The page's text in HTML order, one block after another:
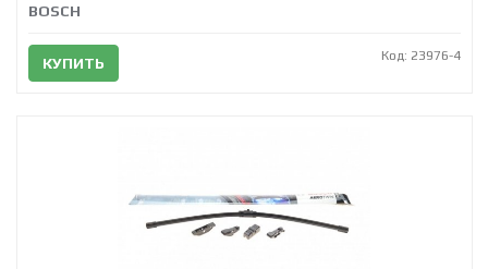
BOSCH
КУПИТЬ Код: 23976-4